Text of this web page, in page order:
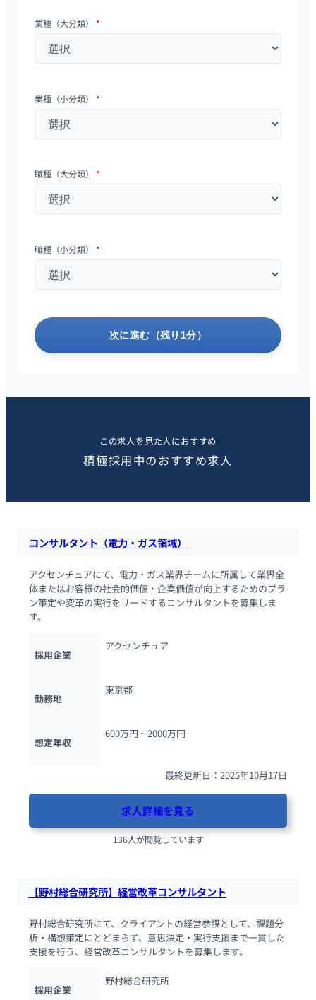
業種（大分類） *
業種（小分類） *
職種（大分類） *
職種（小分類） *
次に進む（残り1分）
この求人を見た人におすすめ
積極採用中のおすすめ求人
コンサルタント（電力・ガス領域）
アクセンチュアにて、電力・ガス業界チームに所属して業界全
体またはお客様の社会的価値・企業価値が向上するためのプラ
ン策定や変革の実行をリードするコンサルタントを募集しま
す。
採用企業
アクセンチュア
勤務地
東京都
想定年収
600万円 ~ 2000万円
最終更新日：2025年10月17日
求人詳細を見る
136人が閲覧しています
【野村総合研究所】経営改革コンサルタント
野村総合研究所にて、クライアントの経営参謀として、課題分
析・構想策定にとどまらず、意思決定・実行支援まで一貫した
支援を行う、経営改革コンサルタントを募集します。
採用企業
野村総合研究所